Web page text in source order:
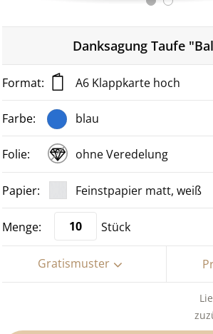
Danksagung Taufe
A6 Klappkarte hoch
blau
ohne Veredelung
Feinstpapier matt, weiß
Stück
Gratismuster